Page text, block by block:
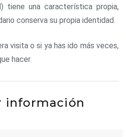
tiene una característica propia,
conserva su propia identidad.
visita o si ya has ido más veces,
hacer.
información